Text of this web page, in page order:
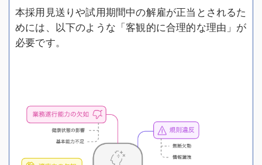
本採用見送りや試用期間中の解雇が正当とされるた
めには、以下のような「客観的に合理的な理由」が
必要です。